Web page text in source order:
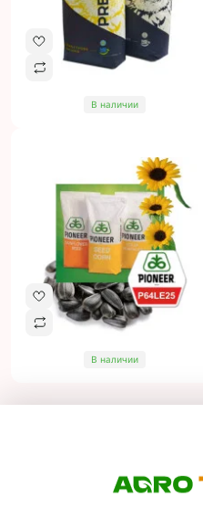
В наличии
В наличии